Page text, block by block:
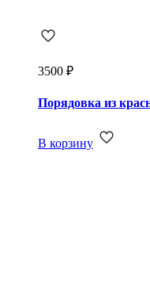
3500 ₽
Порядовка из
В корзину